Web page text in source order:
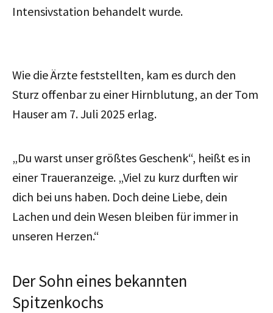
Intensivstation behandelt wurde.
Wie die Ärzte feststellten, kam es durch den
Sturz offenbar zu einer Hirnblutung, an der Tom
Hauser am 7. Juli 2025 erlag.
„Du warst unser größtes Geschenk“, heißt es in
einer Traueranzeige. „Viel zu kurz durften wir
dich bei uns haben. Doch deine Liebe, dein
Lachen und dein Wesen bleiben für immer in
unseren Herzen.“
Der Sohn eines bekannten
Spitzenkochs